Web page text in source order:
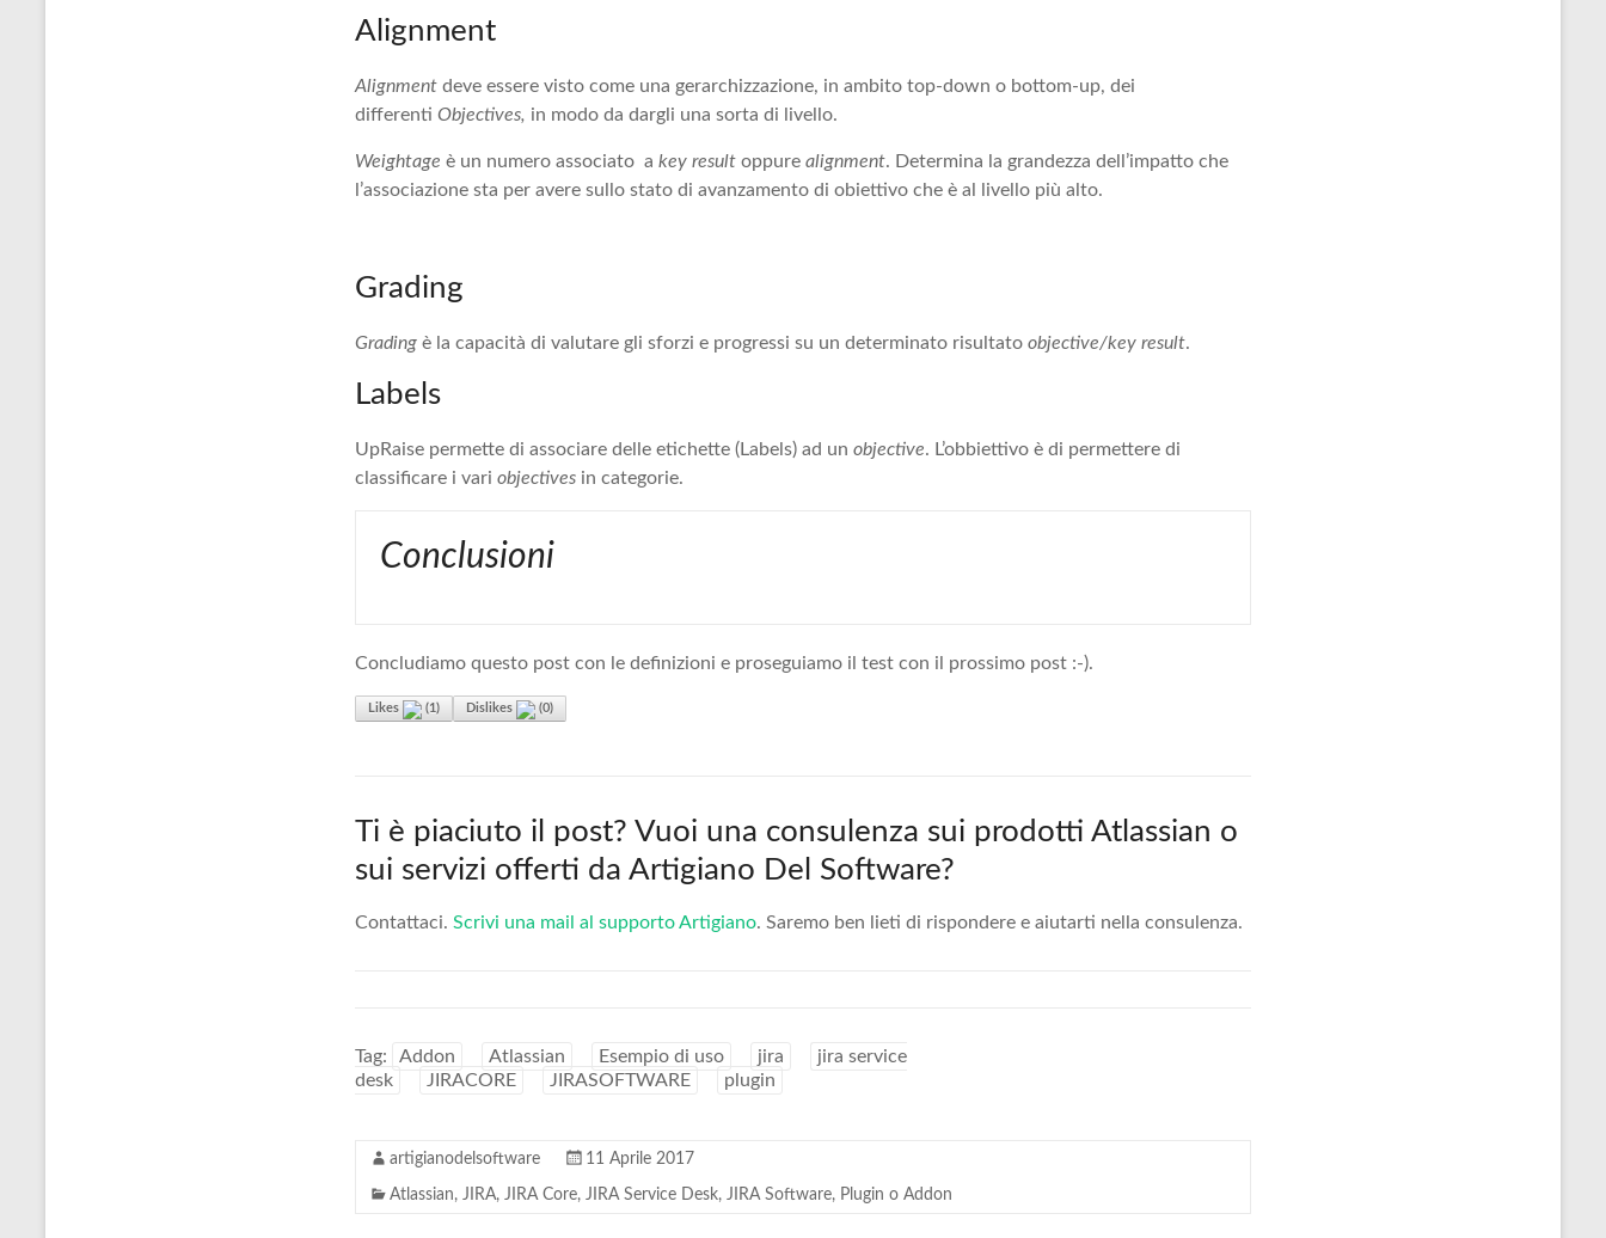
Alignment
Alignment deve essere visto come una gerarchizzazione, in ambito top-down o bottom-up, dei
differenti Objectives, in modo da dargli una sorta di livello.
Weightage è un numero associato a key result oppure alignment. Determina la grandezza dell’impatto che
l’associazione sta per avere sullo stato di avanzamento di obiettivo che è al livello più alto.
Grading
Grading è la capacità di valutare gli sforzi e progressi su un determinato risultato objective/key result.
Labels
UpRaise permette di associare delle etichette (Labels) ad un objective. L’obbiettivo è di permettere di
classificare i vari objectives in categorie.
Conclusioni
Concludiamo questo post con le definizioni e proseguiamo il test con il prossimo post :-).
Likes (1 ) Dislikes (0)
Ti è piaciuto il post? Vuoi una consulenza sui prodotti Atlassian o
sui servizi offerti da Artigiano Del Software?
Contattaci. Scrivi una mail al supporto Artigiano. Saremo ben lieti di rispondere e aiutarti nella consulenza.
Tag: Addon Atlassian Esempio di uso jira
jira service
desk
JIRACORE JIRASOFTWARE plugin
artigianodelsoftware 11 Aprile 2017
Atlassian, JIRA, JIRA Core, JIRA Service Desk, JIRA Software, Plugin o Addon